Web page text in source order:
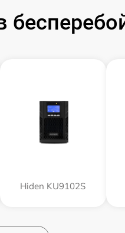
Hiden KU9102S